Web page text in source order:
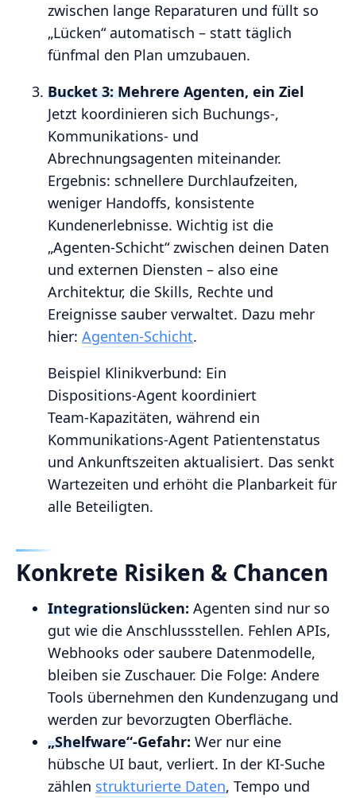
zwischen lange Reparaturen und füllt so
„Lücken“ automatisch – statt täglich
fünfmal den Plan umzubauen.
Bucket 3: Mehrere Agenten, ein Ziel
Jetzt koordinieren sich Buchungs‑,
Kommunikations‑ und
Abrechnungsagenten miteinander.
Ergebnis: schnellere Durchlaufzeiten,
weniger Handoffs, konsistente
Kundenerlebnisse. Wichtig ist die
„Agenten‑Schicht“ zwischen deinen Daten
und externen Diensten – also eine
Architektur, die Skills, Rechte und
Ereignisse sauber verwaltet. Dazu mehr
hier: Agenten‑Schicht.
Beispiel Klinikverbund: Ein
Dispositions‑Agent koordiniert
Team‑Kapazitäten, während ein
Kommunikations‑Agent Patientenstatus
und Ankunftszeiten aktualisiert. Das senkt
Wartezeiten und erhöht die Planbarkeit für
alle Beteiligten.
Konkrete Risiken & Chancen
Integrationslücken: Agenten sind nur so
gut wie die Anschlussstellen. Fehlen APIs,
Webhooks oder saubere Datenmodelle,
bleiben sie Zuschauer. Die Folge: Andere
Tools übernehmen den Kundenzugang und
werden zur bevorzugten Oberfläche.
„Shelfware“-Gefahr: Wer nur eine
hübsche UI baut, verliert. In der KI‑Suche
zählen strukturierte Daten, Tempo und